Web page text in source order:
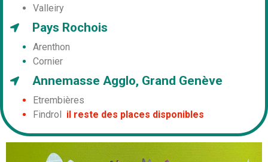
Valleiry
Pays Rochois
Arenthon
Cornier
Annemasse Agglo, Grand Genève
Etrembières
Findrol il reste des places disponibles